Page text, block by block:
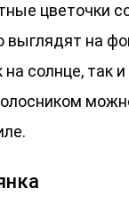
цветочки
на
солнце, так